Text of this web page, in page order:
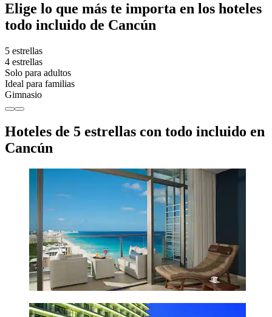
Elige lo que más te importa en los hoteles
todo incluido de Cancún
5 estrellas
4 estrellas
Solo para adultos
Ideal para familias
Gimnasio
Hoteles de 5 estrellas con todo incluido en
Cancún